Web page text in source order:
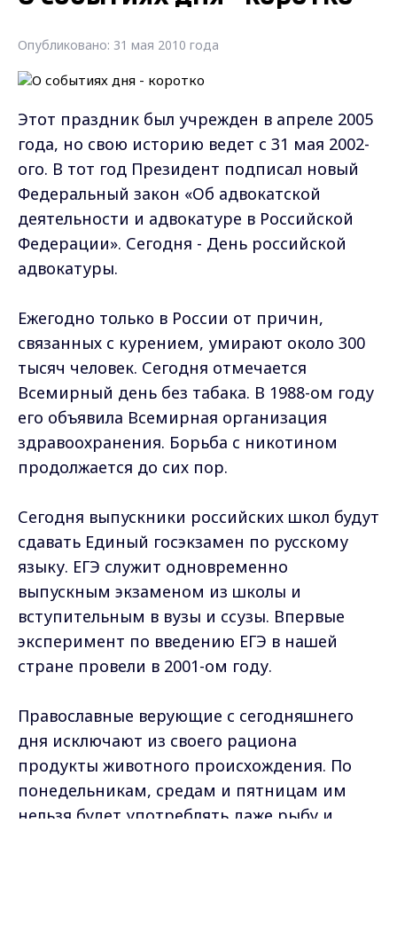
Опубликовано: 31 мая 2010 года
Этот праздник был учрежден в апреле 2005
года, но свою историю ведет с 31 мая 2002-
ого. В тот год Президент подписал новый
Федеральный закон «Об адвокатской
деятельности и адвокатуре в Российской
Федерации». Сегодня - День российской
адвокатуры.
Ежегодно только в России от причин,
связанных с курением, умирают около 300
тысяч человек. Сегодня отмечается
Всемирный день без табака. В 1988-ом году
его объявила Всемирная организация
здравоохранения. Борьба с никотином
продолжается до сих пор.
Сегодня выпускники российских школ будут
сдавать Единый госэкзамен по русскому
языку. ЕГЭ служит одновременно
выпускным экзаменом из школы и
вступительным в вузы и ссузы. Впервые
эксперимент по введению ЕГЭ в нашей
стране провели в 2001-ом году.
Православные верующие с сегодняшнего
дня исключают из своего рациона
продукты животного происхождения. По
понедельникам, средам и пятницам им
нельзя будет употреблять даже рыбу и